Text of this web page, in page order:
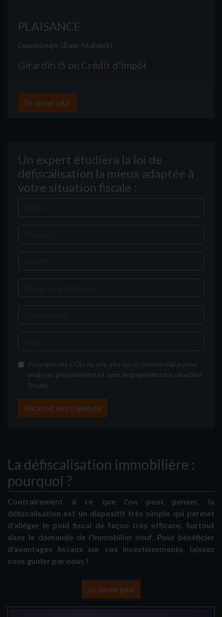
PLAISANCE
Guadeloupe (Baie-Mahault)
Girardin IS ou Crédit d'impôt
En savoir plus
Un expert étudiera la loi de
defiscalisation la mieux adaptée à
votre situation fiscale :
J’accepte les CGU du site afin qu'un commercial puisse
analyser gratuitement et sans engagement ma situation
fiscale.
Recevoir votre analyse
La défiscalisation immobilière :
pourquoi ?
Contrairement à ce que l'on peut penser, la
défiscalisation est un dispositif très simple qui permet
d'alléger le poid fiscal de façon très efficace. Surtout
dans le domande de l'immobilier neuf. Pour bénéficier
d'avantages fiscaux sur vos investissements, laissez
vous guider par nous !
En savoir plus